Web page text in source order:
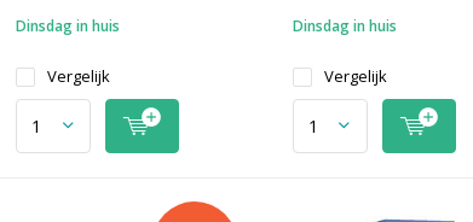
Dinsdag in huis
Vergelijk
Dinsdag in huis
Vergelijk